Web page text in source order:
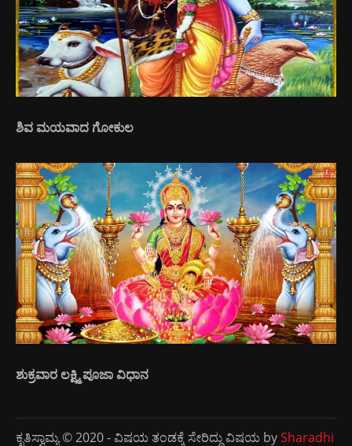
ಶಿವ ಮಯವಾದ ಗೋಕುಲ
ಶುಕ್ರವಾರ ಲಕ್ಷ್ಮಿ ಪೂಜಾ ವಿಧಾನ
ಕೃತಿಸ್ವಾಮ್ಯ © 2020 - ವಿಷಯ ತಂಡಕ್ಕೆ ಸೇರಿದ್ದು ವಿಷಯ bySharadhi